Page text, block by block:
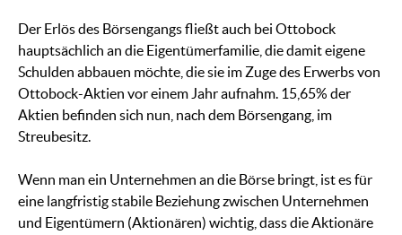
Der Erlös des Börsengangs fließt auch bei Ottobock
hauptsächlich an die Eigentümerfamilie, die damit eigene
Schulden abbauen möchte, die sie im Zuge des Erwerbs von
Ottobock-Aktien vor einem Jahr aufnahm. 15,65% der
Aktien befinden sich nun, nach dem Börsengang, im
Streubesitz.
Wenn man ein Unternehmen an die Börse bringt, ist es für
eine langfristig stabile Beziehung zwischen Unternehmen
und Eigentümern (Aktionären) wichtig, dass die Aktionäre